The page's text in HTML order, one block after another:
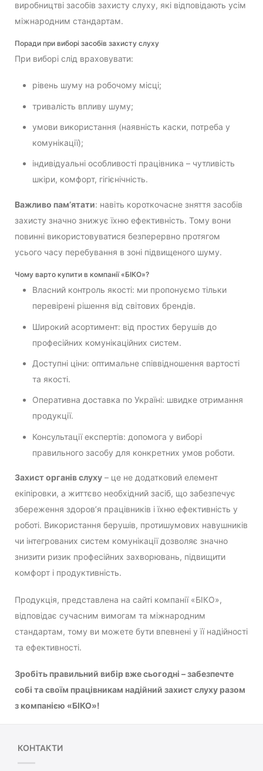
виробництві засобів захисту слуху, які відповідають усім
міжнародним стандартам.
Поради при виборі засобів захисту слуху
При виборі слід враховувати:
рівень шуму на робочому місці;
тривалість впливу шуму;
умови використання (наявність каски, потреба у
комунікації);
індивідуальні особливості працівника – чутливість
шкіри, комфорт, гігієнічність.
Важливо пам’ятати: навіть короткочасне зняття засобів
захисту значно знижує їхню ефективність. Тому вони
повинні використовуватися безперервно протягом
усього часу перебування в зоні підвищеного шуму.
Чому варто купити в компанії «БІКО»?
Власний контроль якості: ми пропонуємо тільки
перевірені рішення від світових брендів.
Широкий асортимент: від простих берушів до
професійних комунікаційних систем.
Доступні ціни: оптимальне співвідношення вартості
та якості.
Оперативна доставка по Україні: швидке отримання
продукції.
Консультації експертів: допомога у виборі
правильного засобу для конкретних умов роботи.
Захист органів слуху – це не додатковий елемент
екіпіровки, а життєво необхідний засіб, що забезпечує
збереження здоров’я працівників і їхню ефективність у
роботі. Використання берушів, протишумових навушників
чи інтегрованих систем комунікації дозволяє значно
знизити ризик професійних захворювань, підвищити
комфорт і продуктивність.
Продукція, представлена на сайті компанії «БІКО»,
відповідає сучасним вимогам та міжнародним
стандартам, тому ви можете бути впевнені у її надійності
та ефективності.
Зробіть правильний вибір вже сьогодні – забезпечте
собі та своїм працівникам надійний захист слуху разом
з компанією «БІКО»!
КОНТАКТИ